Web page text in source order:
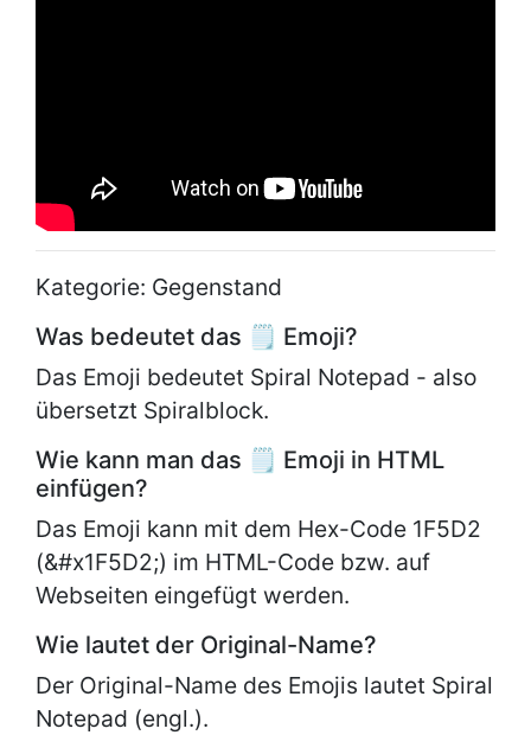
Kategorie: Gegenstand
Was bedeutet das 🗒 Emoji?
Das Emoji bedeutet Spiral Notepad - also
übersetzt Spiralblock.
Wie kann man das 🗒 Emoji in HTML
einfügen?
Das Emoji kann mit dem Hex-Code 1F5D2
(&#x1F5D2;) im HTML-Code bzw. auf
Webseiten eingefügt werden.
Wie lautet der Original-Name?
Der Original-Name des Emojis lautet Spiral
Notepad (engl.).